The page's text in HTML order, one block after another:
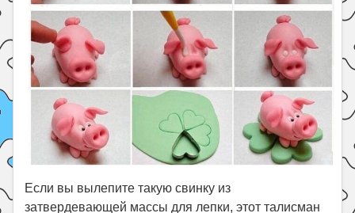
Если вы вылепите такую свинку из
затвердевающей массы для лепки, этот талисман